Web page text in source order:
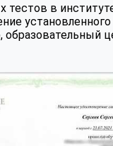
тестов в
образовательный